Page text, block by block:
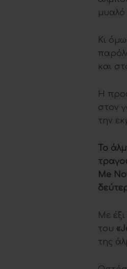
μυαλό
Κι
και
Η
στον
την
Το
Me
Με
του
της